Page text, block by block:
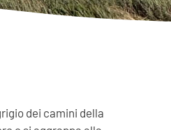
dei camini della